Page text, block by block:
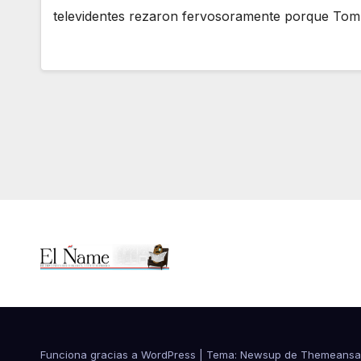
televidentes rezaron fervosoramente porque
Funciona gracias a WordPress Tema: Newsup de